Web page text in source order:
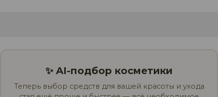
✨ AI-подбор косметики
Теперь выбор средств для вашей красоты и ухода